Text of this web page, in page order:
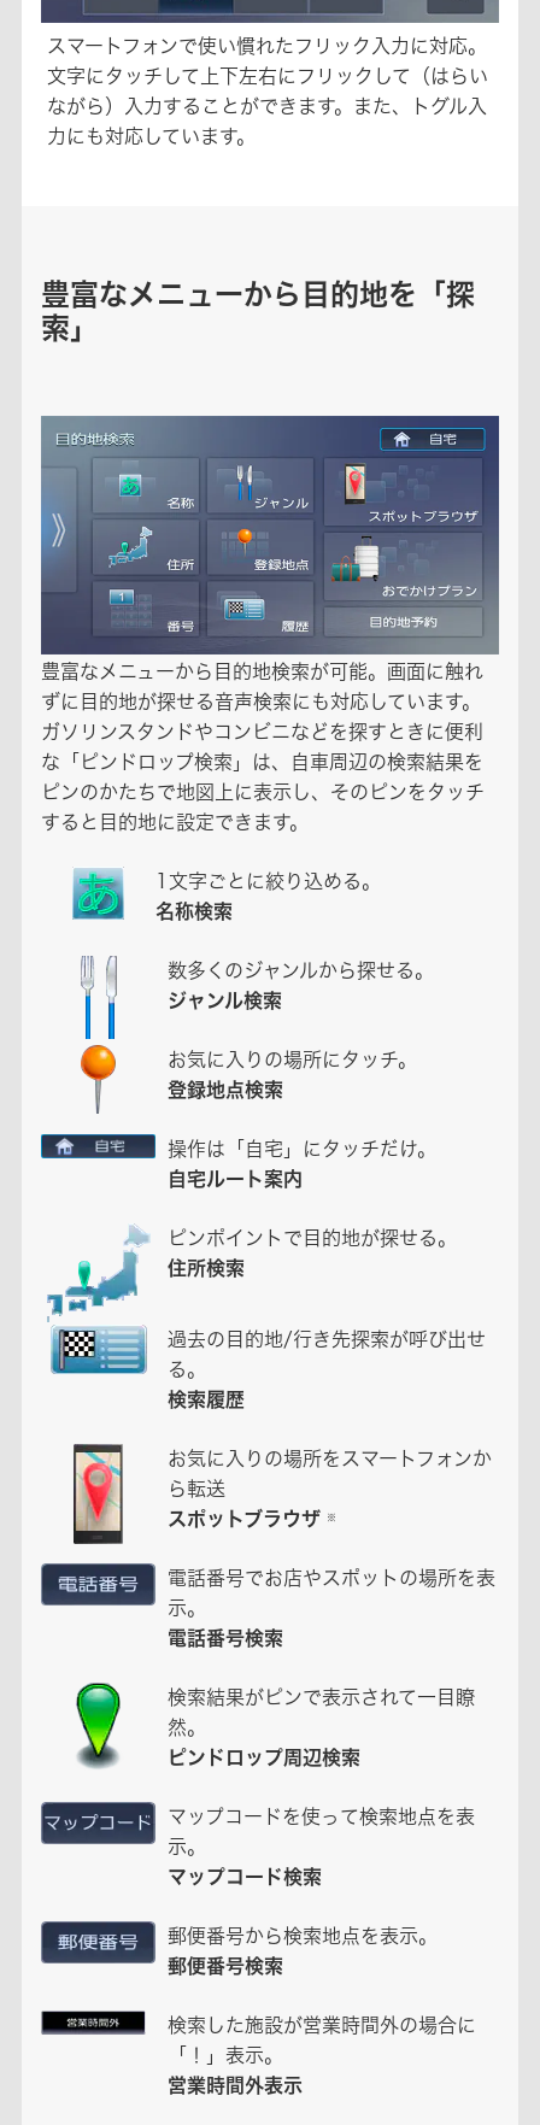
スマートフォンで使い慣れたフリック入力に対応。
文字にタッチして上下左右にフリックして（はらい
ながら）入力することができます。また、トグル入
力にも対応しています。
豊富なメニューから目的地を「探
索」
豊富なメニューから目的地検索が可能。画面に触れ
ずに目的地が探せる音声検索にも対応しています。
ガソリンスタンドやコンビニなどを探すときに便利
な「ピンドロップ検索」は、自車周辺の検索結果を
ピンのかたちで地図上に表示し、そのピンをタッチ
すると目的地に設定できます。
1文字ごとに絞り込める。
名称検索
数多くのジャンルから探せる。
ジャンル検索
お気に入りの場所にタッチ。
登録地点検索
操作は「自宅」にタッチだけ。
自宅ルート案内
ピンポイントで目的地が探せる。
住所検索
過去の目的地/行き先探索が呼び出せ
る。
検索履歴
お気に入りの場所をスマートフォンか
ら転送
スポットブラウザ
※
電話番号でお店やスポットの場所を表
示。
電話番号検索
検索結果がピンで表示されて一目瞭
然。
ピンドロップ周辺検索
マップコードを使って検索地点を表
示。
マップコード検索
郵便番号から検索地点を表示。
郵便番号検索
検索した施設が営業時間外の場合に
「！」表示。
営業時間外表示